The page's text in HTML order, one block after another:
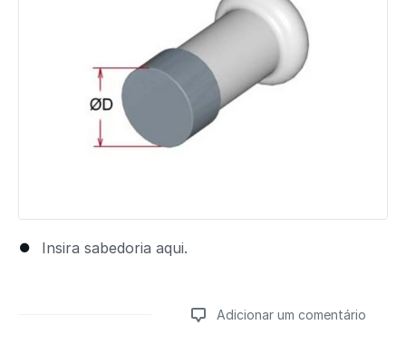
Insira sabedoria aqui.
Adicionar um comentário